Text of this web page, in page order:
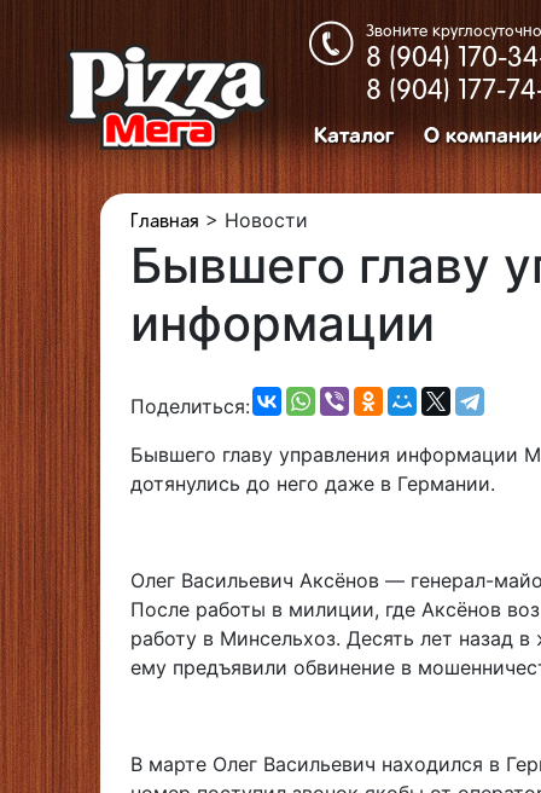
Звоните
8 (904) 170-
8 (904) 177-
Каталог О
Главная > Новости
Бывшего главу
информации
Поделиться:
Бывшего главу управления информации
дотянулись до него даже в Германии.
Олег Васильевич Аксёнов — генерал-
После работы в милиции, где Аксёнов
работу в Минсельхоз. Десять лет назад
ему предъявили обвинение в
В марте Олег Васильевич находился в